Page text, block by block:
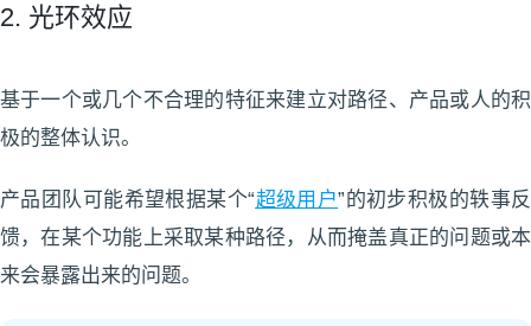
2. 光环效应
基于一个或几个不合理的特征来建立对路径、产品或人的积
极的整体认识。
产品团队可能希望根据某个“超级用户”的初步积极的轶事反
馈，在某个功能上采取某种路径，从而掩盖真正的问题或本
来会暴露出来的问题。